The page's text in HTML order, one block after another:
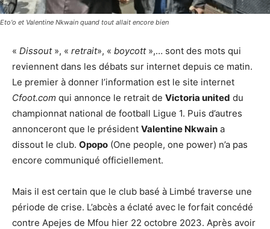
Eto'o et Valentine Nkwain quand tout allait encore bien
« Dissout», « retrait», « boycott»,… sont des mots qui
reviennent dans les débats sur internet depuis ce matin.
Le premier à donner l’information est le site internet
Cfoot.com qui annonce le retrait de Victoria united du
championnat national de football Ligue 1. Puis d’autres
annonceront que le président Valentine Nkwain a
dissout le club. Opopo (One people, one power) n’a pas
encore communiqué officiellement.
Mais il est certain que le club basé à Limbé traverse une
période de crise. L’abcès a éclaté avec le forfait concédé
contre Apejes de Mfou hier 22 octobre 2023. Après avoir